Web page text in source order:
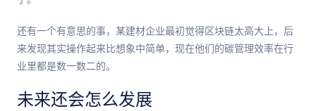
还有一个有意思的事，某建材企业最初觉得区块链太高大上，后
来发现其实操作起来比想象中简单，现在他们的碳管理效率在行
业里都是数一数二的。
未来还会怎么发展